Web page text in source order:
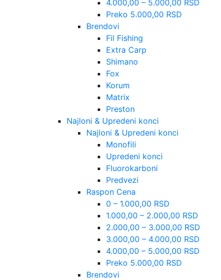
4.000,00 – 5.000,00 RSD
Preko 5.000,00 RSD
Brendovi
Fil Fishing
Extra Carp
Shimano
Fox
Korum
Matrix
Preston
Najloni & Upredeni konci
Najloni & Upredeni konci
Monofili
Upredeni konci
Fluorokarboni
Predvezi
Raspon Cena
0 – 1.000,00 RSD
1.000,00 – 2.000,00 RSD
2.000,00 – 3.000,00 RSD
3.000,00 – 4.000,00 RSD
4.000,00 – 5.000,00 RSD
Preko 5.000,00 RSD
Brendovi